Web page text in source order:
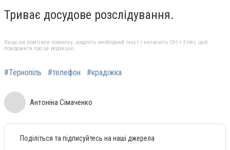
Триває досудове розслідування.
Якщо ви помітили помилку, виділіть необхідний текст і натисніть Ctrl + Enter, щоб
повідомити про це редакцію
#Тернопіль #телефон #крадіжка
Антоніна Сімаченко
Поділіться та підписуйтесь на наші джерела